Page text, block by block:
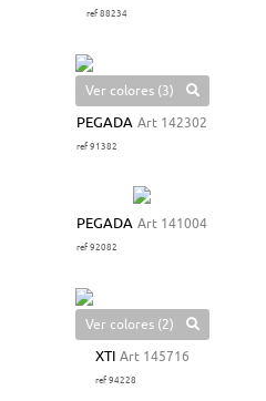
ref 88234
Ver colores (3)
PEGADA Art 142302
ref 91382
PEGADA Art 141004
ref 92082
Ver colores (2)
XTI Art 145716
ref 94228